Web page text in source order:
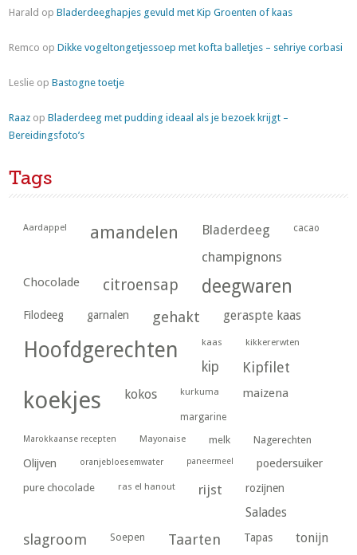
Harald opBladerdeeghapjes gevuld met Kip Groenten of kaas
Remco opDikke vogeltongetjessoep met kofta balletjes – sehriye corbasi
Leslie opBastogne toetje
Raaz opBladerdeeg met pudding ideaal als je bezoek krijgt –
Bereidingsfoto’s
Tags
Aardappel amandelen Bladerdeeg cacao
champignons
Chocolade citroensap deegwaren
Filodeeg garnalen gehakt geraspte kaas
Hoofdgerechten kaas kikkererwten
kip Kipfilet
koekjes kokos kurkuma maizena
margarine
Marokkaanse recepten Mayonaise melk Nagerechten
Olijven oranjebloesemwater paneermeel poedersuiker
pure chocolade ras el hanout rijst rozijnen
Salades
slagroom Soepen Taarten Tapas tonijn